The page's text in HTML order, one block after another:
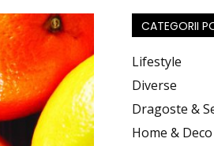
CATEGORII
Lifestyle
Diverse
Dragoste &
Home & Deco